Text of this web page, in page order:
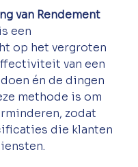
van Rendement
een
op het vergroten
van een
én de dingen
methode is om
zodat
die klanten